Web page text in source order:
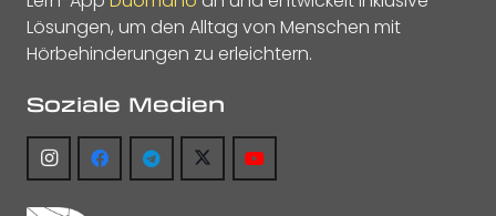
Lösungen, um den Alltag von Menschen mit
Hörbehinderungen zu erleichtern.
Soziale Medien